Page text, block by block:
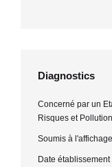
Diagnostics
Concerné par un
Risques et
Soumis à
Date établissement